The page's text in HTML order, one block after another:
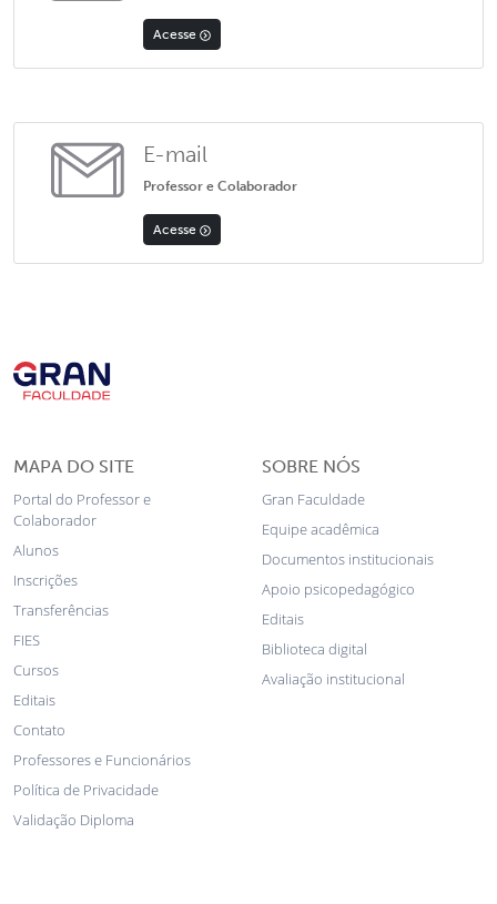
Acesse
E-mail
Professor e Colaborador
Acesse
MAPA DO SITE
Portal do Professor e
Colaborador
Alunos
Inscrições
Transferências
FIES
Cursos
Editais
Contato
Professores e Funcionários
Política de Privacidade
Validação Diploma
SOBRE NÓS
Gran Faculdade
Equipe acadêmica
Documentos institucionais
Apoio psicopedagógico
Editais
Biblioteca digital
Avaliação institucional